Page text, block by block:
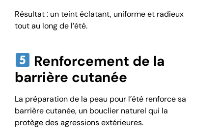
Résultat : un teint éclatant, uniforme et radieux
tout au long de l’été.
Renforcement de la
barrière cutanée
La préparation de la peau pour l’été renforce sa
barrière cutanée, un bouclier naturel qui la
protège des agressions extérieures.